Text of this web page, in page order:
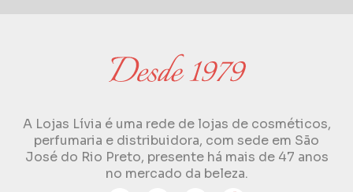
A Lojas Lívia é uma rede de lojas de cosméticos,
perfumaria e distribuidora, com sede em São
José do Rio Preto, presente há mais de 47 anos
no mercado da beleza.